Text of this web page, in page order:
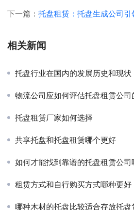
下一篇： 托盘租赁：托盘生成公司引领物流
相关新闻
托盘行业在国内的发展历史和现状
物流公司应如何评估托盘租赁公司
托盘租赁厂家如何选择
共享托盘和托盘租赁哪个更好
如何才能找到靠谱的托盘租赁公司
租赁方式和自行购买方式哪种更好
哪种木材的托盘比较适合存放托盘